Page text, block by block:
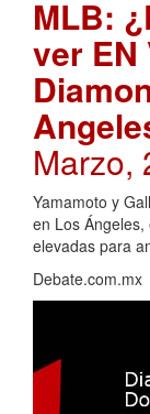
MLB:
ver EN
Marzo,
Yamamoto y
en Los
elevadas para
Debate.com.mx